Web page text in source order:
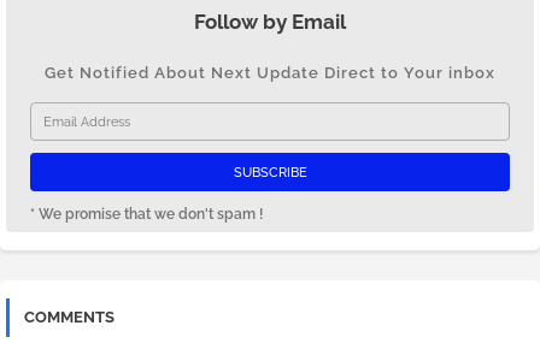
Follow by Email
Get Notified About Next Update Direct to Your inbox
* We promise that we don't spam !
COMMENTS